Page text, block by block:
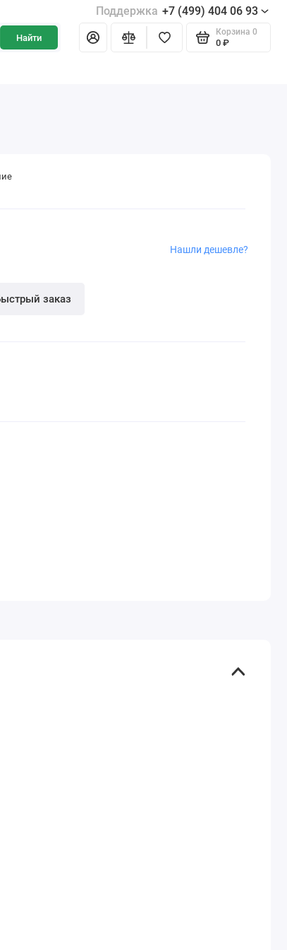
Поддержка +7 (499) 404 06 93
Найти
Корзина 0
0 ₽
заказ
Нашли дешевле?